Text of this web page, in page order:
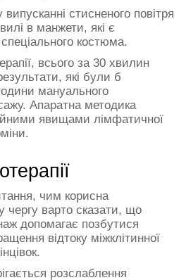
стисненого повітря
в манжети, які є
костюма.
всього за 30 хвилин
які були б
мануального
Апаратна методика
явищами лімфатичної
чим корисна
чергу варто сказати, що
допомагає позбутися
відтоку міжклітинної
розслаблення